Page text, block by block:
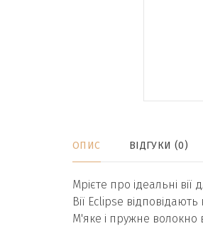
ОПИС ВІДГУКИ (0)
Мрієте про ідеальні
Вії Eclipse
М'яке і пружне волокно